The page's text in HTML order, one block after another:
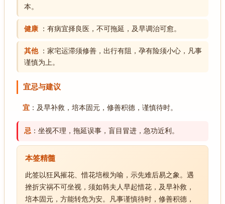
本。
健康 ：有病宜择良医，不可拖延，及早调治可愈。
其他
：家宅运滞须修善，出行有阻，孕有险须小心，凡事
谨慎为上。
宜忌与建议
宜 ：及早补救，培本固元，修善积德，谨慎待时。
忌 ：坐视不理，拖延误事，盲目冒进，急功近利。
本签精髓
此签以狂风摧花、惜花培根为喻，示先难后易之象。遇
挫折灾祸不可坐视，须如韩夫人早起惜花，及早补救，
培本固元，方能转危为安。凡事谨慎待时，修善积德，